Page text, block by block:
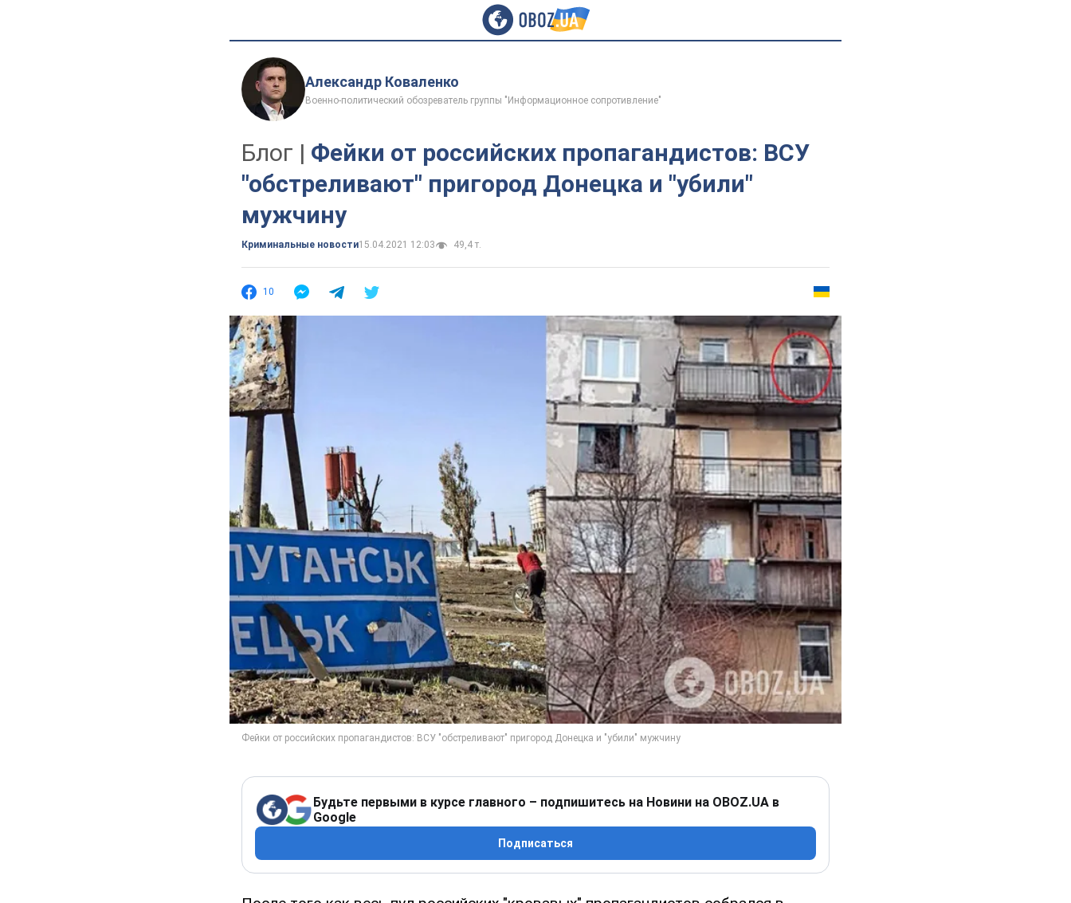
Александр Коваленко
Военно-политический обозреватель группы "Информационное сопротивление"
Блог | Фейки от российских пропагандистов: ВСУ
"обстреливают" пригород Донецка и "убили"
мужчину
Криминальные новости15.04.2021 12:03 49,4 т.
10
Будьте первыми в курсе главного – подпишитесь на Новини на OBOZ.UA в
Google
Подписаться